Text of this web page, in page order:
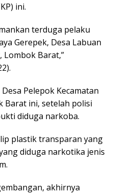
ini.
terduga pelaku
Gerepek, Desa Labuan
Lombok Barat,”
Pelepok Kecamatan
Barat ini, setelah polisi
diduga narkoba.
plastik transparan yang
diduga narkotika jenis
akhirnya